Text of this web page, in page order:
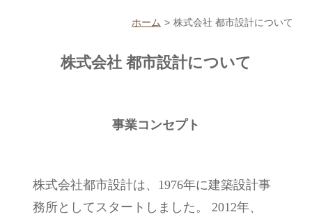
ホーム 株式会社 都市設計について
株式会社 都市設計について
事業コンセプト
株式会社都市設計は、1976年に建築設計事
務所としてスタートしました。 2012年、